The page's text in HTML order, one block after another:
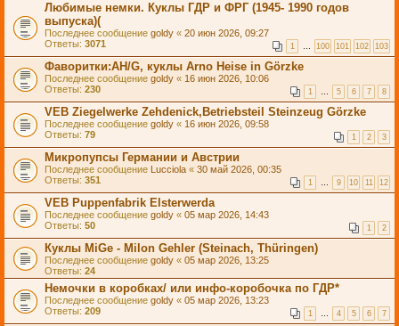
Любимые немки. Куклы ГДР и ФРГ (1945- 1990 годов
выпуска)(
Последнее сообщение goldy « 20 июн 2026, 09:27
Ответы: 3071 1 … 100 101 102 103
Фаворитки:AH/G, куклы Arno Heise in Görzke
Последнее сообщение goldy « 16 июн 2026, 10:06
Ответы: 230 1 … 5 6 7 8
VEB Ziegelwerke Zehdenick,Betriebsteil Steinzeug Görzke
Последнее сообщение goldy « 16 июн 2026, 09:58
Ответы: 79 1 2 3
Микропупсы Германии и Австрии
Последнее сообщение Lucciola « 30 май 2026, 00:35
Ответы: 351 1 … 9 10 11 12
VEB Puppenfabrik Elsterwerda
Последнее сообщение goldy « 05 мар 2026, 14:43
Ответы: 50 1 2
Куклы MiGe - Milon Gehler (Steinach, Thüringen)
Последнее сообщение goldy « 05 мар 2026, 13:25
Ответы: 24
Немочки в коробках/ или инфо-коробочка по ГДР*
Последнее сообщение goldy « 05 мар 2026, 13:23
Ответы: 209 1 … 4 5 6 7